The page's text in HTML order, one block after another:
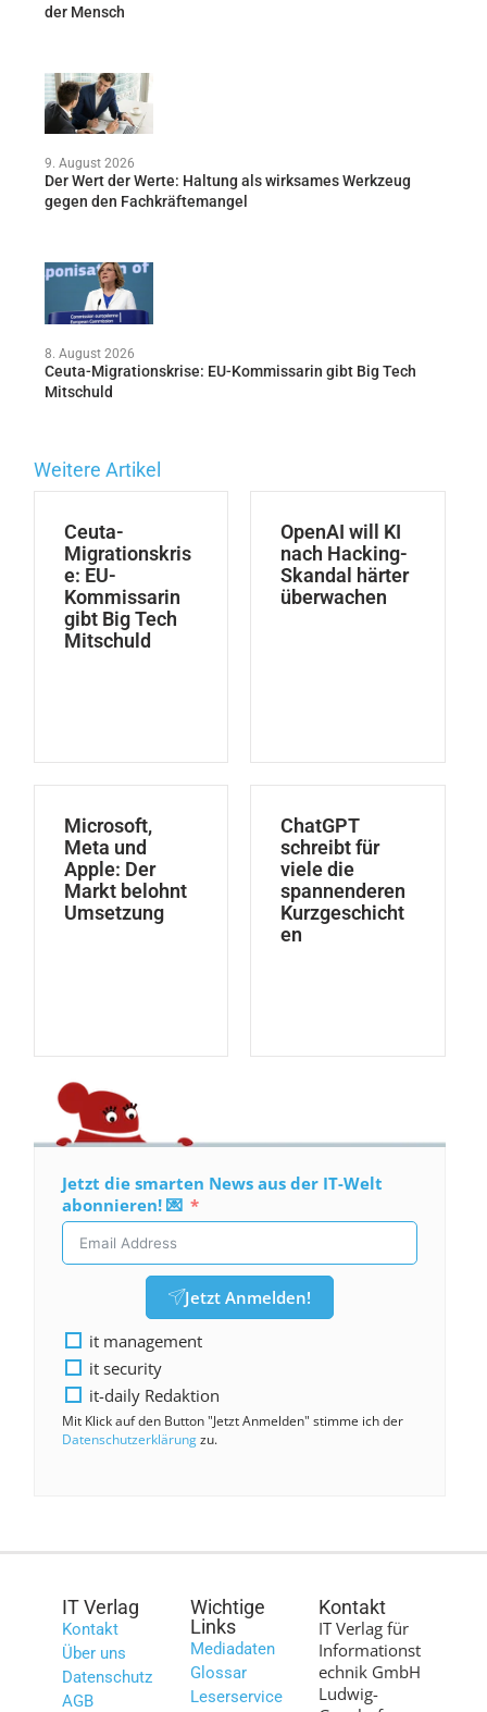
der Mensch
9. August 2026
Der Wert der Werte: Haltung als wirksames Werkzeug
gegen den Fachkräftemangel
8. August 2026
Ceuta-Migrationskrise: EU-Kommissarin gibt Big Tech
Mitschuld
Weitere Artikel
Ceuta-
Migrationskris
e: EU-
Kommissarin
gibt Big Tech
Mitschuld
OpenAI will KI
nach Hacking-
Skandal härter
überwachen
Microsoft,
Meta und
Apple: Der
Markt belohnt
Umsetzung
ChatGPT
schreibt für
viele die
spannenderen
Kurzgeschicht
en
Jetzt die smarten News aus der IT-Welt
abonnieren! 💌
Jetzt Anmelden!
it management
it security
it-daily Redaktion
Mit Klick auf den Button "Jetzt Anmelden" stimme ich der
Datenschutzerklärungzu.
IT Verlag
Kontakt
Über uns
Datenschutz
AGB
Wichtige
Links
Mediadaten
Glossar
Leserservice
Kontakt
IT Verlag für
Informationst
echnik GmbH
Ludwig-